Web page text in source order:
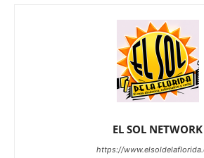
EL SOL NETWORK
https://